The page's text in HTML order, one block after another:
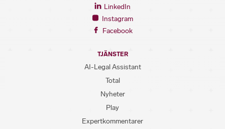
LinkedIn
Instagram
Facebook
TJÄNSTER
AI-Legal Assistant
Total
Nyheter
Play
Expertkommentarer